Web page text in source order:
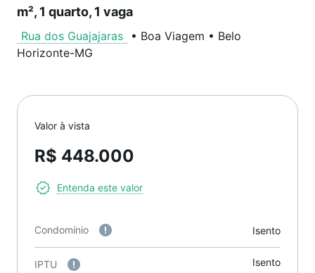
m², 1 quarto, 1 vaga
Rua dos Guajajaras • Boa Viagem • Belo
Horizonte-MG
Valor à vista
R$ 448.000
Entenda este valor
Condomínio Isento
IPTU Isento